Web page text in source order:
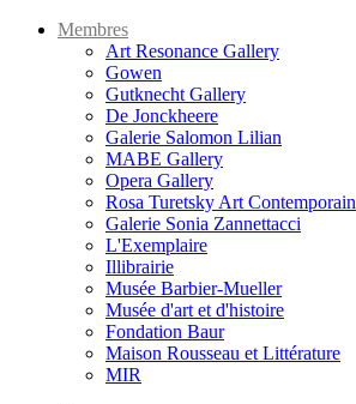
Membres
Art Resonance Gallery
Gowen
Gutknecht Gallery
De Jonckheere
Galerie Salomon Lilian
MABE Gallery
Opera Gallery
Rosa Turetsky Art Contemporain
Galerie Sonia Zannettacci
L'Exemplaire
Illibrairie
Musée Barbier-Mueller
Musée d'art et d'histoire
Fondation Baur
Maison Rousseau et Littérature
MIR